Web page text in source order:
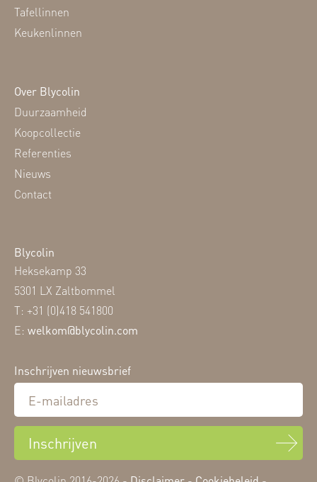
Tafellinnen
Keukenlinnen
Over Blycolin
Duurzaamheid
Koopcollectie
Referenties
Nieuws
Contact
Blycolin
Heksekamp 33
5301 LX Zaltbommel
T: +31 (0)418 541800
E: welkom@blycolin.com
Inschrijven nieuwsbrief
Inschrijven